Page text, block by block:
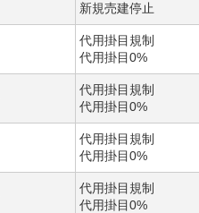
新規売建停止
代用掛目規制
代用掛目0%
代用掛目規制
代用掛目0%
代用掛目規制
代用掛目0%
代用掛目規制
代用掛目0%